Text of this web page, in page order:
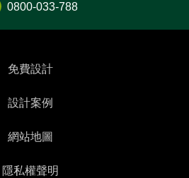
0800-033-788
免費設計
設計案例
網站地圖
隱私權聲明